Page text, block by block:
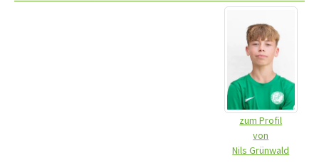
zum Profil
von
Nils Grünwald